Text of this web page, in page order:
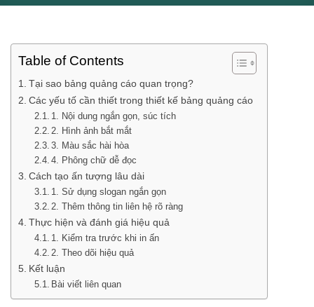
Table of Contents
Tại sao bảng quảng cáo quan trọng?
Các yếu tố cần thiết trong thiết kế bảng quảng cáo
1. Nội dung ngắn gọn, súc tích
2. Hình ảnh bắt mắt
3. Màu sắc hài hòa
4. Phông chữ dễ đọc
Cách tạo ấn tượng lâu dài
1. Sử dụng slogan ngắn gọn
2. Thêm thông tin liên hệ rõ ràng
Thực hiện và đánh giá hiệu quả
1. Kiểm tra trước khi in ấn
2. Theo dõi hiệu quả
Kết luận
Bài viết liên quan